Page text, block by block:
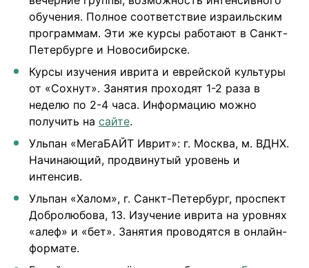
обучения. Полное соответствие израильским
программам. Эти же курсы работают в Санкт-
Петербурге и Новосибирске.
Курсы изучения иврита и еврейской культуры
от «Сохнут». Занятия проходят 1-2 раза в
неделю по 2-4 часа. Информацию можно
получить на сайте.
Ульпан «МегаБАЙТ Иврит»: г. Москва, м. ВДНХ.
Начинающий, продвинутый уровень и
интенсив.
Ульпан «Халом», г. Санкт-Петербург, проспект
Добролюбова, 13. Изучение иврита на уровнях
«алеф» и «бет». Занятия проводятся в онлайн-
формате.